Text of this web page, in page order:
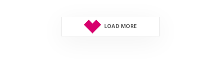
LOAD MORE